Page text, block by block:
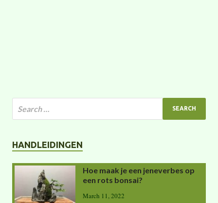
HANDLEIDINGEN
Hoe maak je een jeneverbes op
een rots bonsai?
March 11, 2022